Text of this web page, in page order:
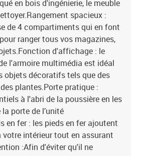
en bois d'ingénierie, le meuble
spacieux :
de 4 compartiments qui en font
ranger tous vos magazines,
d'affichage : le
l'armoire multimédia est idéal
objets décoratifs tels que des
plantes.Porte pratique :
à l'abri de la poussière en les
porte de l’unité
en fer : les pieds en fer ajoutent
votre intérieur tout en assurant
:Afin d'éviter qu'il ne